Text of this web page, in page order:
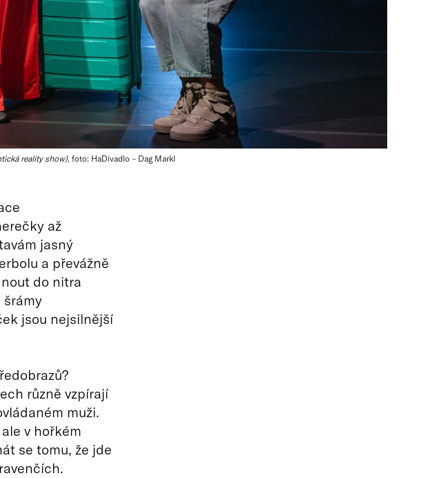
reality show), foto: HaDivadlo – Dag Markl
až
jasný
a převážně
do nitra
šrámy
jsou nejsilnější
různě vzpírají
muži.
v hořkém
se tomu, že jde